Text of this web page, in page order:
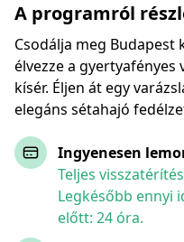
A programról
Csodálja meg Budapest
élvezze a gyertyafényes
kísér. Éljen át egy
elegáns sétahajó
Ingyenesen
Teljes
Legkésőbb ennyi
előtt: 24 óra.